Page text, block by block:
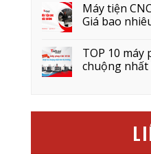
Máy tiện
Giá bao
TOP 10 máy
chuộng nhất